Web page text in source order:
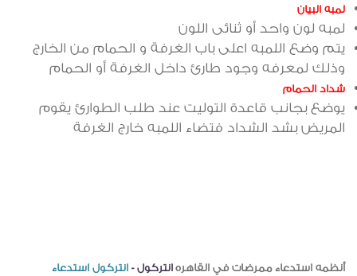
لمبه البيان
لمبه لون واحد أو ثنائى اللون
يتم وضع اللمبه اعلى باب الغرفة و الحمام من الخارج
وذلك لمعرفه وجود طارئ داخل الغرفة أو الحمام
شداد الحمام
يوضع بجانب قاعدة التوليت عند طلب الطوارئ يقوم
المريض بشد الشداد فتضاء اللمبه خارج الغرفة
أنظمه استدعاء ممرضات في القاهرهانتركول - انتركول استدعاء